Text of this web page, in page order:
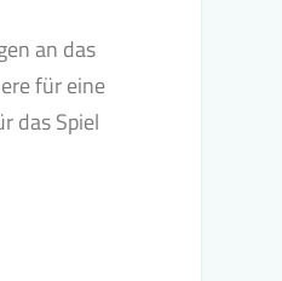
an das
für eine
das Spiel